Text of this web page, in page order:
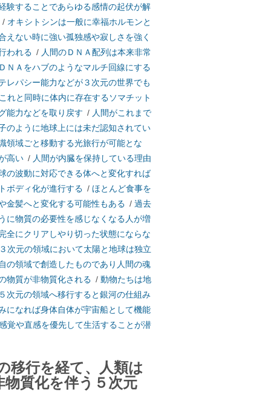
験することであらゆる感情の起伏が解
/ オキシトシンは一般に幸福ホルモンと
えない時に強い孤独感や寂しさを強く
われる / 人間のＤＮＡ配列は本来非常
ＮＡをハブのようなマルチ回線にする
レパシー能力などが３次元の世界でも
これと同時に体内に存在するソマチット
能力などを取り戻す / 人間がこれまで
のように地球上には未だ認知されてい
領域ごと移動する光旅行が可能とな
高い/ 人間が内臓を保持している理由
の波動に対応できる体へと変化すれば
ボディ化が進行する / ほとんど食事を
金髪へと変化する可能性もある / 過去
に物質の必要性を感じなくなる人が増
全にクリアしやり切った状態にならな
３次元の領域において太陽と地球は独立
の領域で創造したものであり人間の魂
物質が非物質化される / 動物たちは地
５次元の領域へ移行すると銀河の仕組み
になれば身体自体が宇宙船として機能
覚や直感を優先して生活することが潜
移行を経て、人類は
質化を伴う５次元